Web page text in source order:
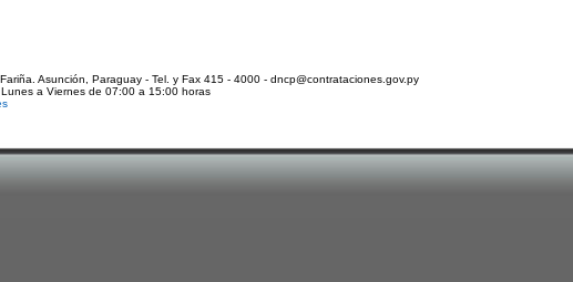
Asunción, Paraguay - Tel. y Fax 415 - 4000 - dncp@contrataciones.gov.py
a Viernes de 07:00 a 15:00 horas